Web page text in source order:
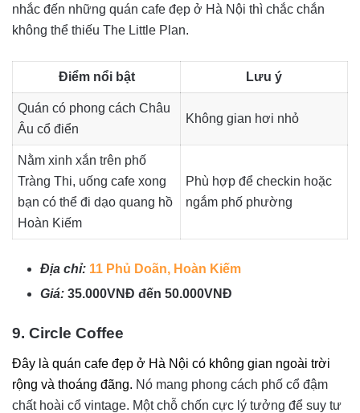
nhắc đến những quán cafe đẹp ở Hà Nội thì chắc chắn
không thể thiếu The Little Plan.
Điểm nổi bật Lưu ý
Quán có phong cách Châu
Âu cổ điển
Không gian hơi nhỏ
Nằm xinh xắn trên phố
Tràng Thi, uống cafe xong
bạn có thể đi dạo quang hồ
Hoàn Kiếm
Phù hợp để checkin hoặc
ngắm phố phường
Địa chỉ: 11 Phủ Doãn, Hoàn Kiếm
Giá: 35.000VNĐ đến 50.000VNĐ
9. Circle Coffee
Đây là quán cafe đẹp ở Hà Nội có không gian ngoài trời
rộng và thoáng đãng. Nó mang phong cách phố cổ đậm
chất hoài cổ vintage. Một chỗ chốn cực lý tưởng để suy tư